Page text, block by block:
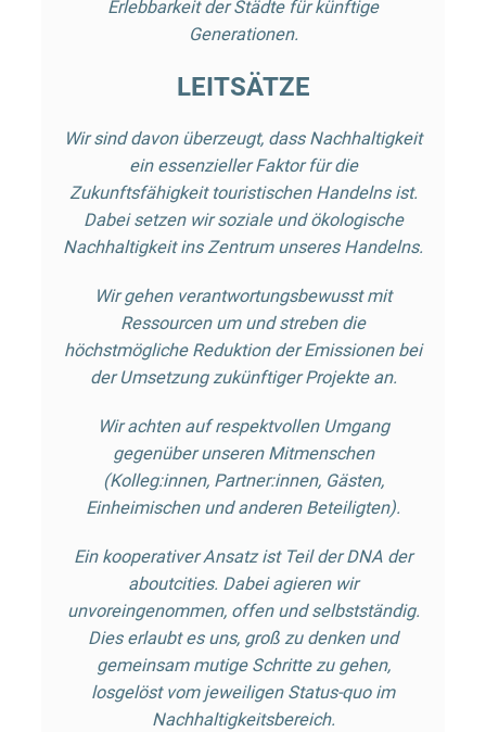
Erlebbarkeit der Städte für künftige
Generationen.
LEITSÄTZE
Wir sind davon überzeugt, dass Nachhaltigkeit
ein essenzieller Faktor für die
Zukunftsfähigkeit touristischen Handelns ist.
Dabei setzen wir soziale und ökologische
Nachhaltigkeit ins Zentrum unseres Handelns.
Wir gehen verantwortungsbewusst mit
Ressourcen um und streben die
höchstmögliche Reduktion der Emissionen bei
der Umsetzung zukünftiger Projekte an.
Wir achten auf respektvollen Umgang
gegenüber unseren Mitmenschen
(Kolleg:innen, Partner:innen, Gästen,
Einheimischen und anderen Beteiligten).
Ein kooperativer Ansatz ist Teil der DNA der
aboutcities. Dabei agieren wir
unvoreingenommen, offen und selbstständig.
Dies erlaubt es uns, groß zu denken und
gemeinsam mutige Schritte zu gehen,
losgelöst vom jeweiligen Status-quo im
Nachhaltigkeitsbereich.